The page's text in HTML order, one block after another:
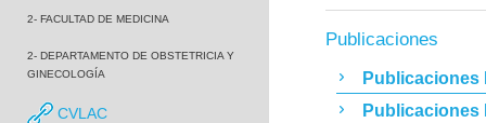
2- FACULTAD DE MEDICINA
2- DEPARTAMENTO DE OBSTETRICIA Y
GINECOLOGÍA
CVLAC
Publicaciones
Publicaciones
Publicaciones